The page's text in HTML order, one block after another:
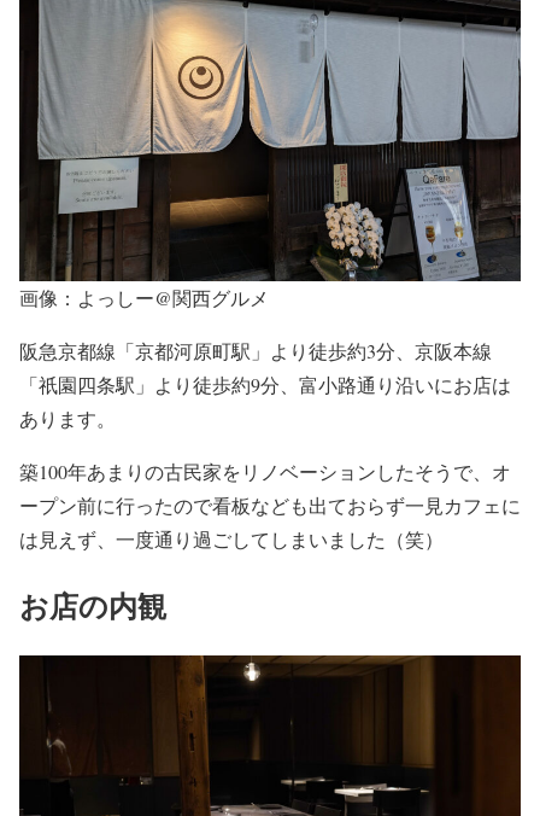
画像：よっしー@関西グルメ
阪急京都線「京都河原町駅」より徒歩約3分、京阪本線
「祇園四条駅」より徒歩約9分、富小路通り沿いにお店は
あります。
築100年あまりの古民家をリノベーションしたそうで、オ
ープン前に行ったので看板なども出ておらず一見カフェに
は見えず、一度通り過ごしてしまいました（笑）
お店の内観